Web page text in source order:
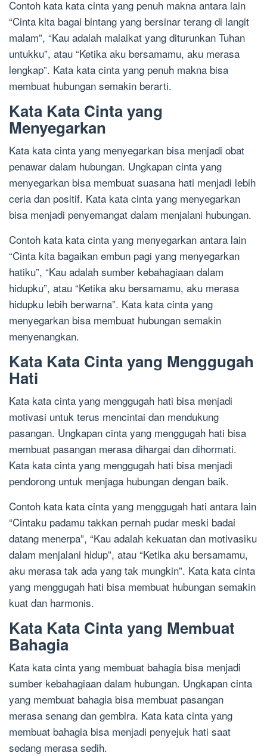
Contoh kata kata cinta yang penuh makna antara lain
“Cinta kita bagai bintang yang bersinar terang di langit
malam”, “Kau adalah malaikat yang diturunkan Tuhan
untukku”, atau “Ketika aku bersamamu, aku merasa
lengkap”. Kata kata cinta yang penuh makna bisa
membuat hubungan semakin berarti.
Kata Kata Cinta yang
Menyegarkan
Kata kata cinta yang menyegarkan bisa menjadi obat
penawar dalam hubungan. Ungkapan cinta yang
menyegarkan bisa membuat suasana hati menjadi lebih
ceria dan positif. Kata kata cinta yang menyegarkan
bisa menjadi penyemangat dalam menjalani hubungan.
Contoh kata kata cinta yang menyegarkan antara lain
“Cinta kita bagaikan embun pagi yang menyegarkan
hatiku”, “Kau adalah sumber kebahagiaan dalam
hidupku”, atau “Ketika aku bersamamu, aku merasa
hidupku lebih berwarna”. Kata kata cinta yang
menyegarkan bisa membuat hubungan semakin
menyenangkan.
Kata Kata Cinta yang Menggugah
Hati
Kata kata cinta yang menggugah hati bisa menjadi
motivasi untuk terus mencintai dan mendukung
pasangan. Ungkapan cinta yang menggugah hati bisa
membuat pasangan merasa dihargai dan dihormati.
Kata kata cinta yang menggugah hati bisa menjadi
pendorong untuk menjaga hubungan dengan baik.
Contoh kata kata cinta yang menggugah hati antara lain
“Cintaku padamu takkan pernah pudar meski badai
datang menerpa”, “Kau adalah kekuatan dan motivasiku
dalam menjalani hidup”, atau “Ketika aku bersamamu,
aku merasa tak ada yang tak mungkin”. Kata kata cinta
yang menggugah hati bisa membuat hubungan semakin
kuat dan harmonis.
Kata Kata Cinta yang Membuat
Bahagia
Kata kata cinta yang membuat bahagia bisa menjadi
sumber kebahagiaan dalam hubungan. Ungkapan cinta
yang membuat bahagia bisa membuat pasangan
merasa senang dan gembira. Kata kata cinta yang
membuat bahagia bisa menjadi penyejuk hati saat
sedang merasa sedih.